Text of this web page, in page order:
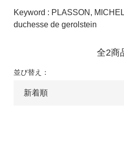
Keyword : PLASSON,
duchesse de gerolstein
全2商
並び替え：